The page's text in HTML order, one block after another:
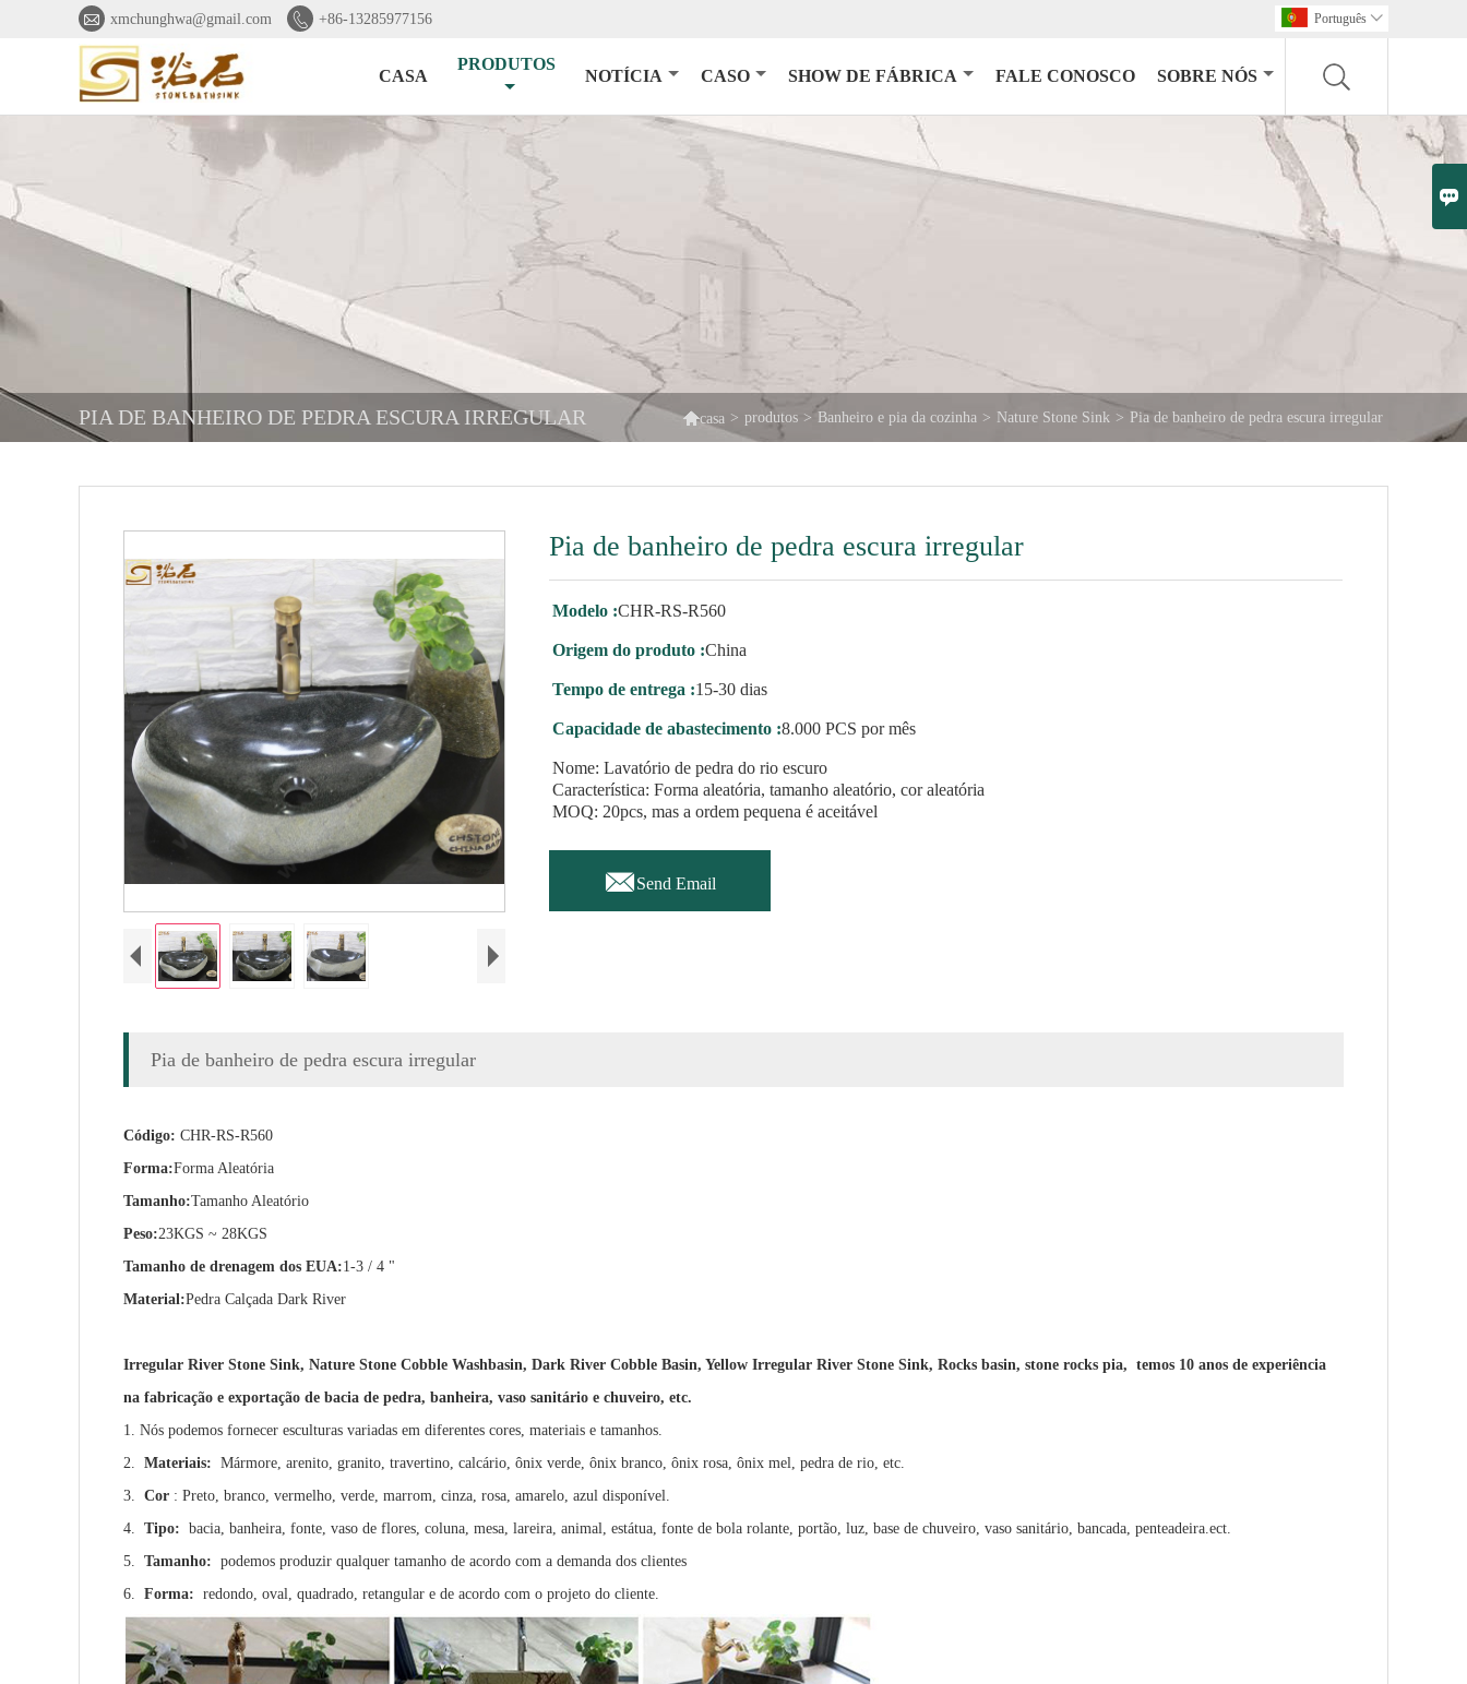

 xmchunghwa@gmail.com  +86-13285977156 Português 
CASA
PRODUTOS
NOTÍCIA CASO SHOW DE FÁBRICA FALE CONOSCO SOBRE NÓS
PIA DE BANHEIRO DE PEDRA ESCURA IRREGULAR casa > produtos > Banheiro e pia da cozinha > Nature Stone Sink > Pia de banheiro de pedra escura irregular
Pia de banheiro de pedra escura irregular
Modelo :CHR-RS-R560
Origem do produto :China
Tempo de entrega :15-30 dias
Capacidade de abastecimento :8.000 PCS por mês
Nome: Lavatório de pedra do rio escuro
Característica: Forma aleatória, tamanho aleatório, cor aleatória
MOQ: 20pcs, mas a ordem pequena é aceitável
Send Email
Pia de banheiro de pedra escura irregular
Código: CHR-RS-R560
Forma:Forma Aleatória
Tamanho:Tamanho Aleatório
Peso:23KGS ~ 28KGS
Tamanho de drenagem dos EUA:1-3 / 4 "
Material:Pedra Calçada Dark River
Irregular River Stone Sink, Nature Stone Cobble Washbasin, Dark River Cobble Basin, Yellow Irregular River Stone Sink, Rocks basin, stone rocks pia, temos 10 anos de experiência
na fabricação e exportação de bacia de pedra, banheira, vaso sanitário e chuveiro, etc.
1. Nós podemos fornecer esculturas variadas em diferentes cores, materiais e tamanhos.
2. Materiais: Mármore, arenito, granito, travertino, calcário, ônix verde, ônix branco, ônix rosa, ônix mel, pedra de rio, etc.
3. Cor : Preto, branco, vermelho, verde, marrom, cinza, rosa, amarelo, azul disponível.
4. Tipo: bacia, banheira, fonte, vaso de flores, coluna, mesa, lareira, animal, estátua, fonte de bola rolante, portão, luz, base de chuveiro, vaso sanitário, bancada, penteadeira.ect.
5. Tamanho: podemos produzir qualquer tamanho de acordo com a demanda dos clientes
6. Forma: redondo, oval, quadrado, retangular e de acordo com o projeto do cliente.